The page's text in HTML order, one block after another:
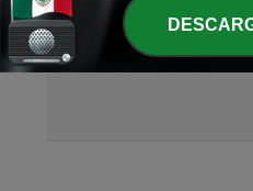
1 Ceguera espiritual
24 jun. 2021